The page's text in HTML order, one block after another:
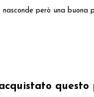
nasconde però una